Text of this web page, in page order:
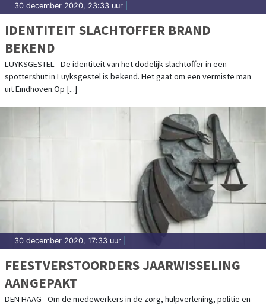
30 december 2020, 23:33 uur
IDENTITEIT SLACHTOFFER BRAND
BEKEND
LUYKSGESTEL - De identiteit van het dodelijk slachtoffer in een
spottershut in Luyksgestel is bekend. Het gaat om een vermiste man
uit Eindhoven.Op [...]
30 december 2020, 17:33 uur
FEESTVERSTOORDERS JAARWISSELING
AANGEPAKT
DEN HAAG - Om de medewerkers in de zorg, hulpverlening, politie en